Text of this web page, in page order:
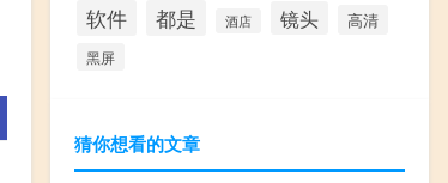
软件 都是 酒店 镜头 高清
黑屏
猜你想看的文章